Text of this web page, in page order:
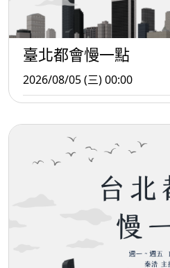
臺北都會慢一點
2026/08/05 (三) 00:00